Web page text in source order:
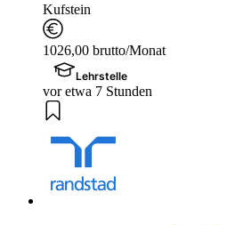
Kufstein
1026,00 brutto/Monat
Lehrstelle
vor etwa 7 Stunden